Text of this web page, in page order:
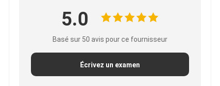
5.0
Basé sur 50 avis pour ce fournisseur
Écrivez un examen